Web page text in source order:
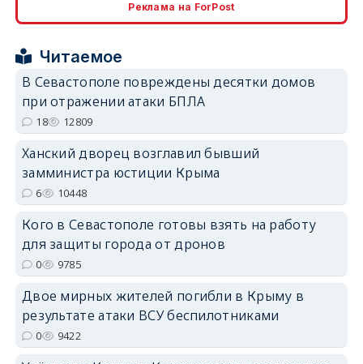
erid: 2SDnjcrDNw6
Реклама на ForPost
Читаемое
В Севастополе повреждены десятки домов
при отражении атаки БПЛА
18 12809
Ханский дворец возглавил бывший
замминистра юстиции Крыма
6 10448
Кого в Севастополе готовы взять на работу
для защиты города от дронов
0 9785
Двое мирных жителей погибли в Крыму в
результате атаки ВСУ беспилотниками
0 9422